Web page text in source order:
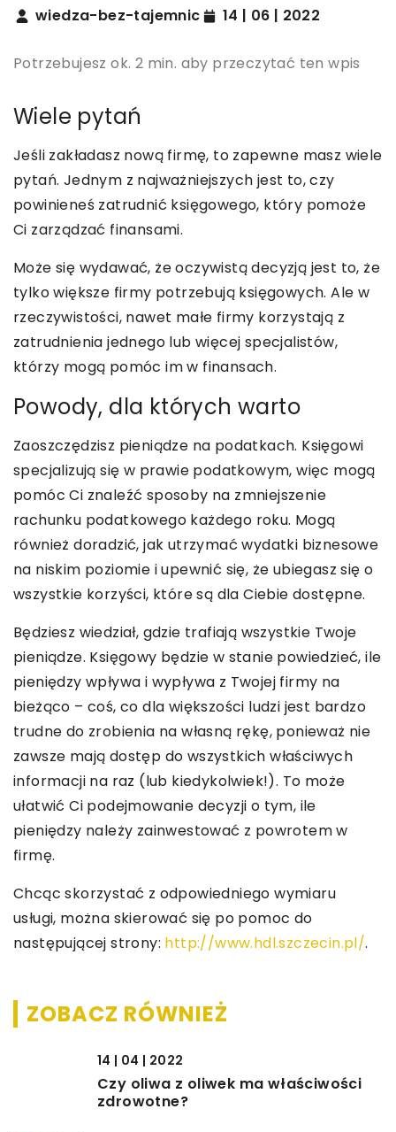
wiedza-bez-tajemnic 14 | 06 | 2022
Potrzebujesz ok. 2 min. aby przeczytać ten wpis
Wiele pytań
Jeśli zakładasz nową firmę, to zapewne masz wiele
pytań. Jednym z najważniejszych jest to, czy
powinieneś zatrudnić księgowego, który pomoże
Ci zarządzać finansami.
Może się wydawać, że oczywistą decyzją jest to, że
tylko większe firmy potrzebują księgowych. Ale w
rzeczywistości, nawet małe firmy korzystają z
zatrudnienia jednego lub więcej specjalistów,
którzy mogą pomóc im w finansach.
Powody, dla których warto
Zaoszczędzisz pieniądze na podatkach. Księgowi
specjalizują się w prawie podatkowym, więc mogą
pomóc Ci znaleźć sposoby na zmniejszenie
rachunku podatkowego każdego roku. Mogą
również doradzić, jak utrzymać wydatki biznesowe
na niskim poziomie i upewnić się, że ubiegasz się o
wszystkie korzyści, które są dla Ciebie dostępne.
Będziesz wiedział, gdzie trafiają wszystkie Twoje
pieniądze. Księgowy będzie w stanie powiedzieć, ile
pieniędzy wpływa i wypływa z Twojej firmy na
bieżąco – coś, co dla większości ludzi jest bardzo
trudne do zrobienia na własną rękę, ponieważ nie
zawsze mają dostęp do wszystkich właściwych
informacji na raz (lub kiedykolwiek!). To może
ułatwić Ci podejmowanie decyzji o tym, ile
pieniędzy należy zainwestować z powrotem w
firmę.
Chcąc skorzystać z odpowiedniego wymiaru
usługi, można skierować się po pomoc do
następującej strony: http://www.hdl.szczecin.pl/.
ZOBACZ RÓWNIEŻ
14 | 04 | 2022
Czy oliwa z oliwek ma właściwości
zdrowotne?